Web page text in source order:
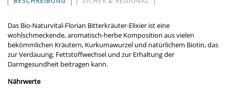
Das Bio-Naturvital-Florian Bitterkräuter-Elixier ist eine
wohlschmeckende, aromatisch-herbe Komposition aus vielen
bekömmlichen Kräutern, Kurkumawurzel und natürlichem Biotin, das
zur Verdauung, Fettstoffwechsel und zur Erhaltung der
Darmgesundheit beitragen kann.
Nährwerte